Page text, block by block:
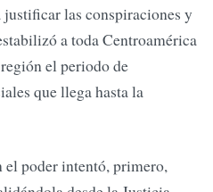
las conspiraciones y
a toda Centroamérica
el periodo de
que llega hasta la
poder intentó, primero,